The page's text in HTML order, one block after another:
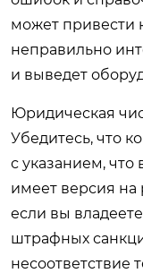
может привести
неправильно
и выведет
Юридическая
Убедитесь, что
с указанием, что
имеет версия на
если вы
штрафных
несоответствие